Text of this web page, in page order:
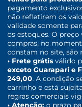
pagamento
não refletirem os
validade somente
os estoques. O
compras, no
constam no site, são
• Frete grátis válido
exceto Guarapari e
249,00. A condição
carrinho e está
regras comerciais
• Atenção: o prazo